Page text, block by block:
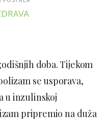
doba. Tijekom
se usporava,
u inzulinskoj
pripremio na duža